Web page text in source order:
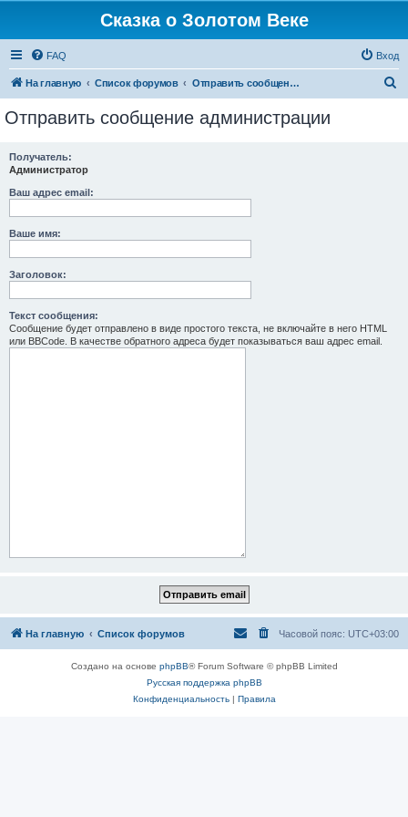
Сказка о Золотом Веке
FAQ Вход
На главную Список форумов Отправить сообщение администрации
Отправить сообщение администрации
Получатель:
Администратор
Ваш адрес email:
Ваше имя:
Заголовок:
Текст сообщения:
Сообщение будет отправлено в виде простого текста, не включайте в него HTML
или BBCode. В качестве обратного адреса будет показываться ваш адрес email.
На главную Список форумов Часовой пояс: UTC+03:00
Создано на основе phpBB® Forum Software © phpBB Limited
Русская поддержка phpBB
Конфиденциальность| Правила